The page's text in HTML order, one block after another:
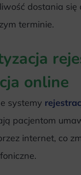
dostania się
terminie.
online
systemy
pacjentom
internet, co